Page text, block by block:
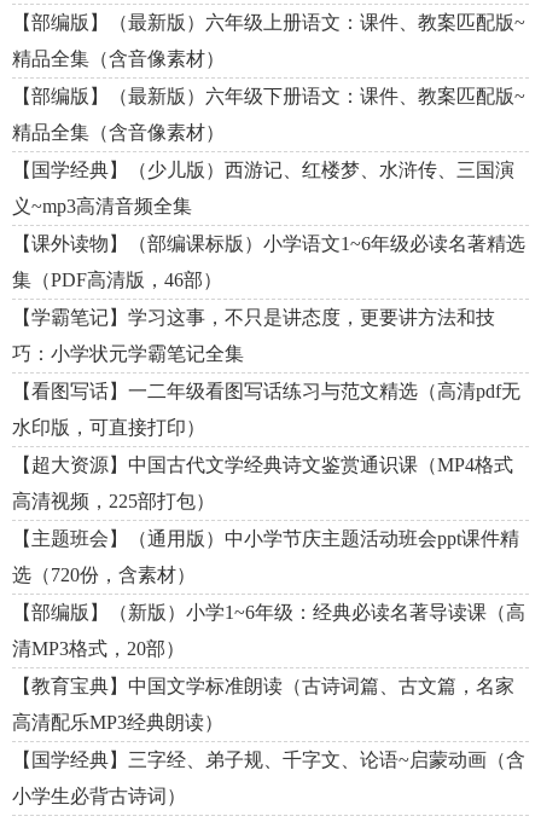
【部编版】（最新版）六年级上册语文：课件、教案匹配版~
精品全集（含音像素材）
【部编版】（最新版）六年级下册语文：课件、教案匹配版~
精品全集（含音像素材）
【国学经典】（少儿版）西游记、红楼梦、水浒传、三国演
义~mp3高清音频全集
【课外读物】（部编课标版）小学语文1~6年级必读名著精选
集（PDF高清版，46部）
【学霸笔记】学习这事，不只是讲态度，更要讲方法和技
巧：小学状元学霸笔记全集
【看图写话】一二年级看图写话练习与范文精选（高清pdf无
水印版，可直接打印）
【超大资源】中国古代文学经典诗文鉴赏通识课（MP4格式
高清视频，225部打包）
【主题班会】（通用版）中小学节庆主题活动班会ppt课件精
选（720份，含素材）
【部编版】（新版）小学1~6年级：经典必读名著导读课（高
清MP3格式，20部）
【教育宝典】中国文学标准朗读（古诗词篇、古文篇，名家
高清配乐MP3经典朗读）
【国学经典】三字经、弟子规、千字文、论语~启蒙动画（含
小学生必背古诗词）